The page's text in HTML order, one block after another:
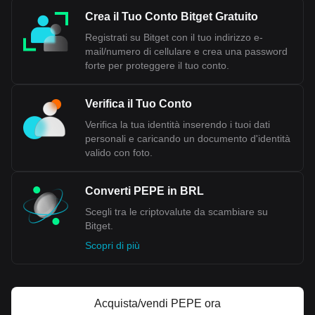
Crea il Tuo Conto Bitget Gratuito
Registrati su Bitget con il tuo indirizzo e-
mail/numero di cellulare e crea una password
forte per proteggere il tuo conto.
Verifica il Tuo Conto
Verifica la tua identità inserendo i tuoi dati
personali e caricando un documento d'identità
valido con foto.
Converti PEPE in BRL
Scegli tra le criptovalute da scambiare su
Bitget.
Scopri di più
Acquista/vendi PEPE ora